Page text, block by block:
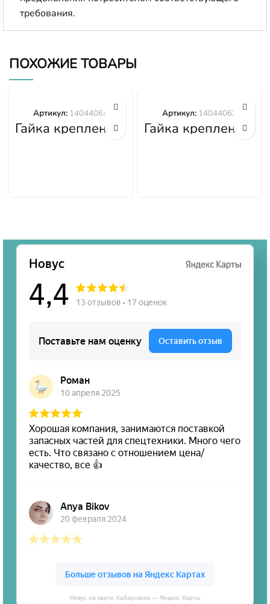
требования.
ПОХОЖИЕ ТОВАРЫ
Гайка крепления
башмака
Артикул: 14044064
Гайка крепления
башмака
Артикул: 14044062
Новус на карте Хабаровска — Яндекс Карты